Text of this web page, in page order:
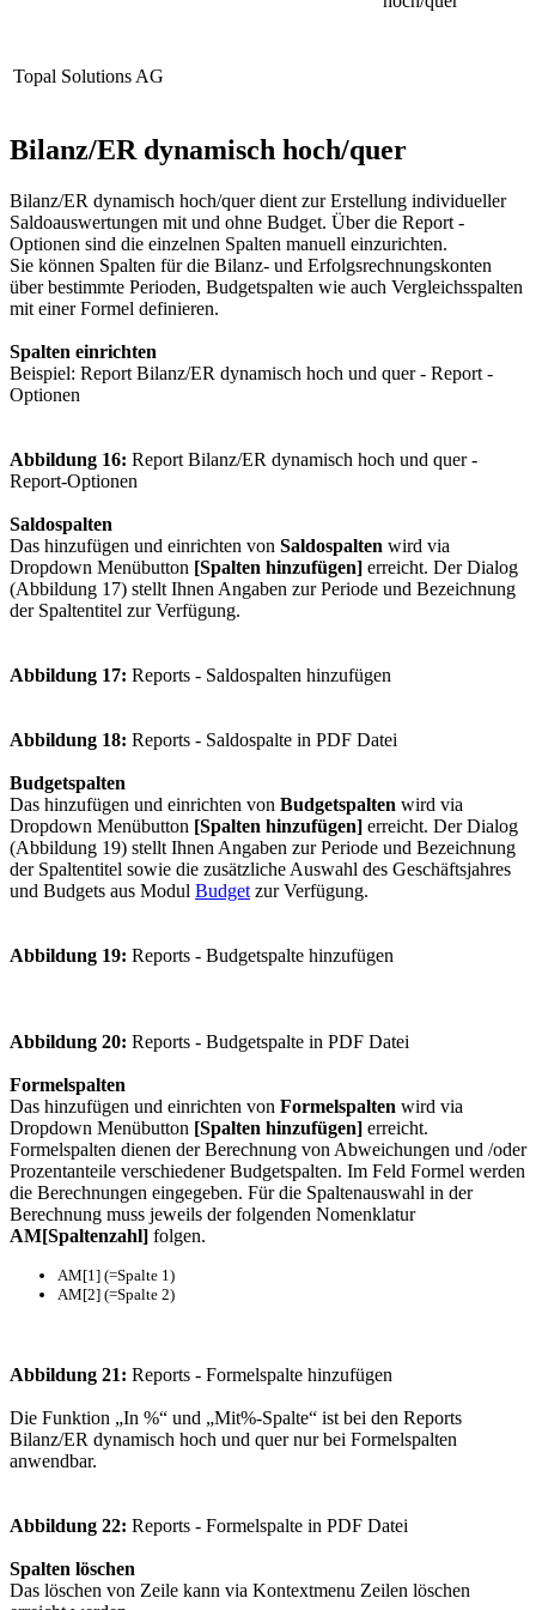
Topal Solutions AG
Bilanz/ER dynamisch hoch/quer
Bilanz/ER dynamisch hoch/quer dient zur Erstellung individueller
Saldoauswertungen mit und ohne Budget. Über die Report -
Optionen sind die einzelnen Spalten manuell einzurichten.
Sie können Spalten für die Bilanz- und Erfolgsrechnungskonten
über bestimmte Perioden, Budgetspalten wie auch Vergleichsspalten
mit einer Formel definieren.
Spalten einrichten
Beispiel: Report Bilanz/ER dynamisch hoch und quer - Report -
Optionen
Abbildung 16: Report Bilanz/ER dynamisch hoch und quer -
Report-Optionen
Saldospalten
Das hinzufügen und einrichten von Saldospalten wird via
Dropdown Menübutton [Spalten hinzufügen] erreicht. Der Dialog
(Abbildung 17) stellt Ihnen Angaben zur Periode und Bezeichnung
der Spaltentitel zur Verfügung.
Abbildung 17: Reports - Saldospalten hinzufügen
Abbildung 18: Reports - Saldospalte in PDF Datei
Budgetspalten
Das hinzufügen und einrichten von Budgetspalten wird via
Dropdown Menübutton [Spalten hinzufügen] erreicht. Der Dialog
(Abbildung 19) stellt Ihnen Angaben zur Periode und Bezeichnung
der Spaltentitel sowie die zusätzliche Auswahl des Geschäftsjahres
und Budgets aus Modul Budget zur Verfügung.
Abbildung 19: Reports - Budgetspalte hinzufügen
Abbildung 20: Reports - Budgetspalte in PDF Datei
Formelspalten
Das hinzufügen und einrichten von Formelspalten wird via
Dropdown Menübutton [Spalten hinzufügen] erreicht.
Formelspalten dienen der Berechnung von Abweichungen und /oder
Prozentanteile verschiedener Budgetspalten. Im Feld Formel werden
die Berechnungen eingegeben. Für die Spaltenauswahl in der
Berechnung muss jeweils der folgenden Nomenklatur
AM[Spaltenzahl] folgen.
AM[1] (=Spalte 1)
AM[2] (=Spalte 2)
Abbildung 21: Reports - Formelspalte hinzufügen
Die Funktion „In %“ und „Mit%-Spalte“ ist bei den Reports
Bilanz/ER dynamisch hoch und quer nur bei Formelspalten
anwendbar.
Abbildung 22: Reports - Formelspalte in PDF Datei
Spalten löschen
Das löschen von Zeile kann via Kontextmenu Zeilen löschen